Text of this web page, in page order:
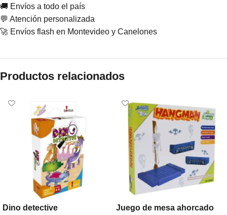
🚚 Envíos a todo el país
💬 Atención personalizada
🚀 Envíos flash en Montevideo y Canelones
Productos relacionados
Dino detective Juego de mesa ahorcado